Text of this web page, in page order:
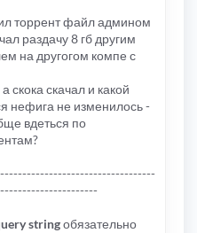
array();
]='http://
]= 'wtlr0AQbkU'
торрент файл админом
раздачу 8 гб другим
на другогом компе с
скока скачал и какой
нефига не изменилось -
вдеться по
stringобязательно